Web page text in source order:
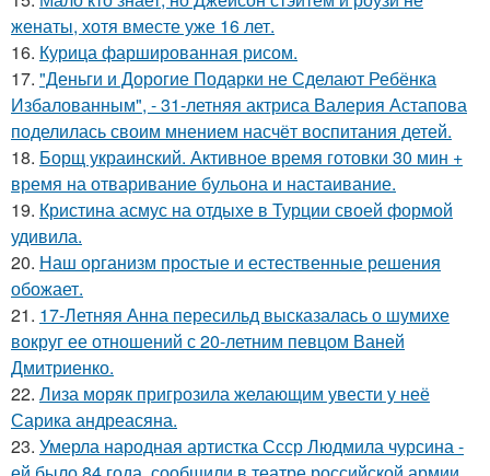
женаты, хотя вместе уже 16 лет.
16. Курица фаршированная рисом.
17. "Деньги и Дорогие Подарки не Сделают Ребёнка
Избалованным", - 31-летняя актриса Валерия Астапова
поделилась своим мнением насчёт воспитания детей.
18. Борщ украинский. Активное время готовки 30 мин +
время на отваривание бульона и настаивание.
19. Кристина асмус на отдыхе в Турции своей формой
удивила.
20. Наш организм простые и естественные решения
обожает.
21. 17-Летняя Анна пересильд высказалась о шумихе
вокруг ее отношений с 20-летним певцом Ваней
Дмитриенко.
22. Лиза моряк пригрозила желающим увести у неё
Сарика андреасяна.
23. Умерла народная артистка Ссср Людмила чурсина -